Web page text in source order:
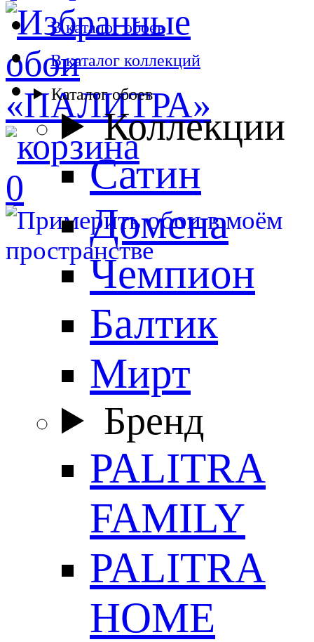
0
В каталог обоев
В каталог коллекций
Каталог обоев
Коллекции
Сатин
Домена
Чемпион
Балтик
Мирт
Бренд
PALITRA
FAMILY
PALITRA
HOME